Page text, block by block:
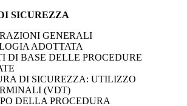
SICUREZZA
GENERALI
ADOTTATA
DI BASE DELLE PROCEDURE
DI SICUREZZA: UTILIZZO
(VDT)
DELLA PROCEDURA